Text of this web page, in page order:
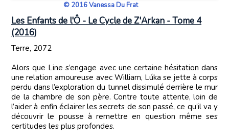
© 2016 Vanessa Du Frat
Les Enfants de l'Ô - Le Cycle de Z'Arkan - Tome 4
(2016)
Terre, 2072
Alors que Line s’engage avec une certaine hésitation dans
une relation amoureuse avec William, Lúka se jette à corps
perdu dans l’exploration du tunnel dissimulé derrière le mur
de la chambre de son père. Contre toute attente, loin de
l’aider à enfin éclairer les secrets de son passé, ce qu’il va y
découvrir le pousse à remettre en question même ses
certitudes les plus profondes.